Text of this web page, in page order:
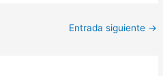
Entrada siguiente →